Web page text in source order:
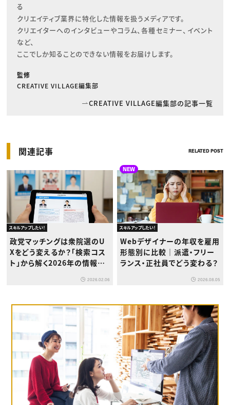
る
クリエイティブ業界に特化した情報を扱うメディアです。
クリエイターへのインタビューやコラム、各種セミナー、イベント
など、
ここでしか知ることのできない情報をお届けします。
監修
CREATIVE VILLAGE編集部
CREATIVE VILLAGE編集部の記事一覧
関連記事 RELATED POST
スキルアップしたい！
政党マッチングは衆院選のU
Xをどう変えるか？「検索コス
ト」から解く2026年の情報設
2026.02.06
NEW
スキルアップしたい！
Webデザイナーの年収を雇用
形態別に比較｜派遣・フリー
ランス・正社員でどう変わる？
2026.08.05